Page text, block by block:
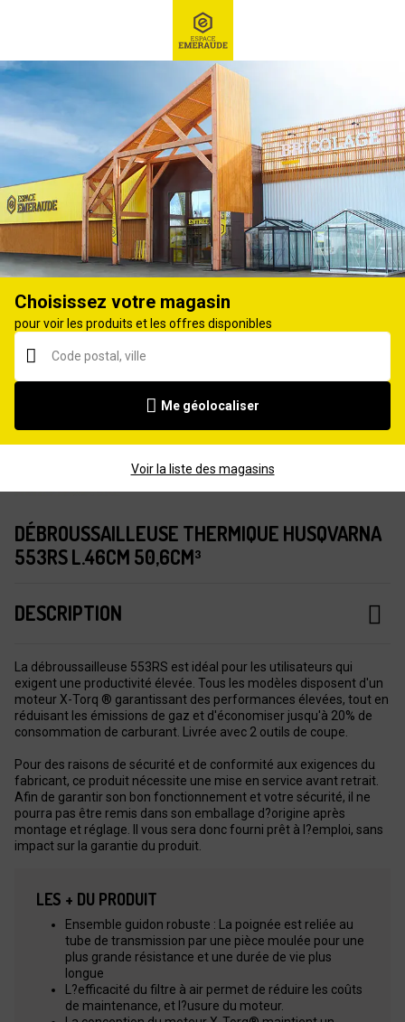
Ex : Robot tondeuse, ...
Débroussailleuse
DÉBROUSSAILLEUSE THERMIQUE HUSQVARNA
553RS L.46CM 50,6CM³
DESCRIPTION
La débroussailleuse 553RS est idéal pour les utilisateurs qui
exigent une productivité élevée. Tous les modèles disposent d'un
moteur X-Torq ® garantissant des performances élevées, tout en
réduisant les émissions de gaz et d'économiser jusqu'à 20% de
consommation de carburant. Livrée avec 2 outils de coupe.
Pour des raisons de sécurité et de conformité aux exigences du
fabricant, ce produit nécessite une mise en service avant retrait.
Afin de garantir son bon fonctionnement et votre sécurité, il ne
pourra pas être remis dans son emballage d?origine après
montage et réglage. Il vous sera donc fourni prêt à l?emploi, sans
impact sur la garantie du produit.
LES + DU PRODUIT
Ensemble guidon robuste : La poignée est reliée au
tube de transmission par une pièce moulée pour une
plus grande résistance et une durée de vie plus
longue
L?efficacité du filtre à air permet de réduire les coûts
de maintenance, et l?usure du moteur.
Choisissez votre magasin
pour voir les produits et les offres disponibles
Me géolocaliser
Voir la liste des magasins